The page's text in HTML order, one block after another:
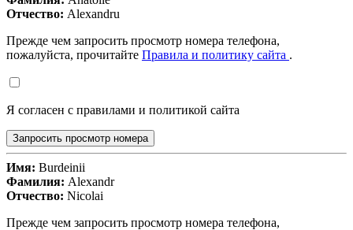
Отчество: Alexandru
Прежде чем запросить просмотр номера телефона,
пожалуйста, прочитайте Правила и политику сайта .
Я согласен с правилами и политикой сайта
Запросить просмотр номера
Имя: Burdeinii
Фамилия: Alexandr
Отчество: Nicolai
Прежде чем запросить просмотр номера телефона,